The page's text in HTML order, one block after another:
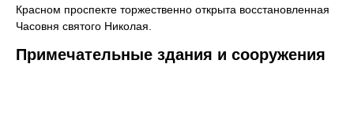
Красном проспекте торжественно открыта восстановленная
Часовня святого Николая.
Примечательные здания и сооружения